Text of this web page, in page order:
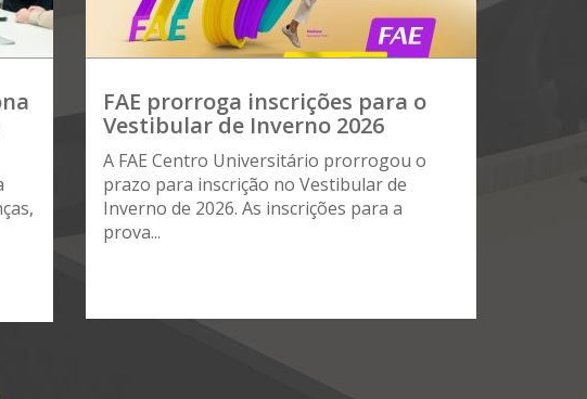
FAE prorroga inscrições para o
Vestibular de Inverno 2026
A FAE Centro Universitário prorrogou o
prazo para inscrição no Vestibular de
Inverno de 2026. As inscrições para a
prova...